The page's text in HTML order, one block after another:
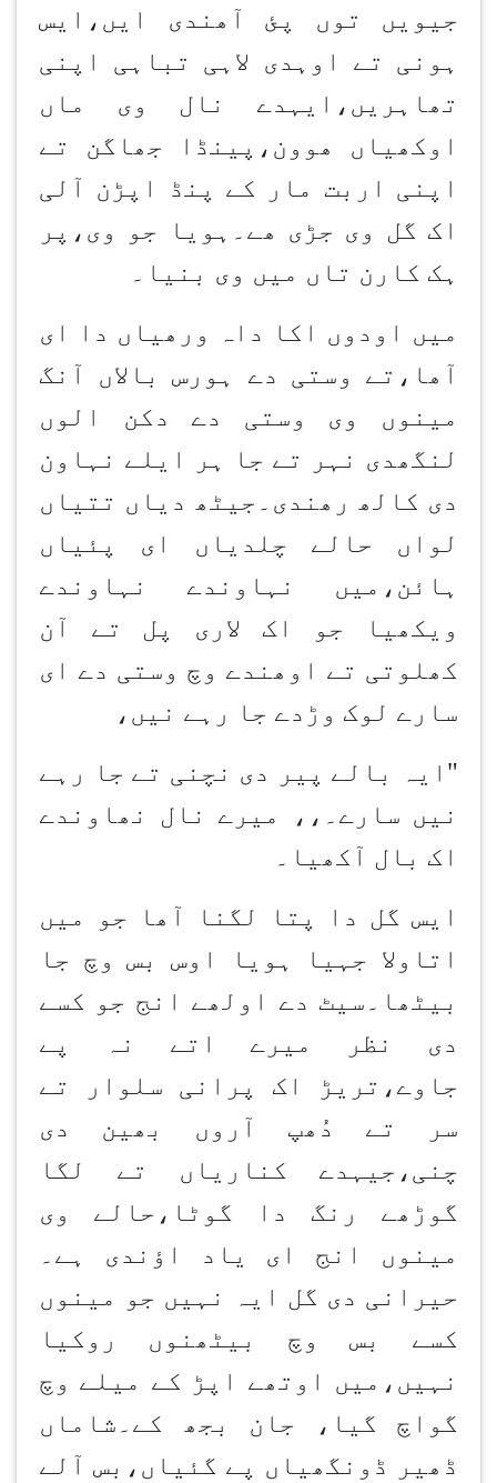
جیویں توں پئ آھندی ایں،ایس
ہونی تے اوہدی لاہی تباہی اپنی
تھاہریں،ایہدے نال وی ماں
اوکھیاں ھوون،پینڈا جھاگن تے
اپنی اربت مار کے پنڈ اپڑن آلی
اک گل وی جڑی ھے۔ہویا جو وی،پر
ہک کارن تاں میں وی بنیا۔
میں اودوں اکا داہ ورھیاں دا ای
آھا،تے وستی دے ہورس بالاں آنگ
مینوں وی وستی دے دکن الوں
لنگھدی نہر تے جا ہر ایلے نہاون
دی کالھ رھندی۔جیٹھ دیاں تتیاں
لواں حالے چلدیاں ای پئیاں
ہائن،میں نہاوندے نہاوندے
ویکھیا جو اک لاری پل تے آن
کھلوتی تے اوھندے وچ وستی دے ای
سارے لوک وڑدے جا رہے نیں،
"ایہ بالے پیر دی نچنی تے جا ر ہے
نیں سارے۔،، میرے نال نھاوندے
اک بال آکھیا۔
ایس گل دا پتا لگنا آھا جو میں
اتاولا جہیا ہویا اوس بس وچ جا
بیٹھا۔سیٹ دے اولھے انج جو کسے
دی نظر میرے اتے نہ پے
جاوے،تریڑ اک پرانی سلوار تے
سر تے دُھپ آروں بھین دی
چنی،جیہدے کناریاں تے لگا
گوڑھے رنگ دا گوٹا،حالے وی
مینوں انج ای یاد اؤندی ہے۔
حیرانی دی گل ایہ نہیں جو مینوں
کسے بس وچ بیٹھنوں روکیا
نہیں،میں اوتھے اپڑ کے میلے وچ
گواچ گیا، جان بجھ کے۔شاماں
ڈھیر ڈونگھیاں پے گئیاں،بس آلے